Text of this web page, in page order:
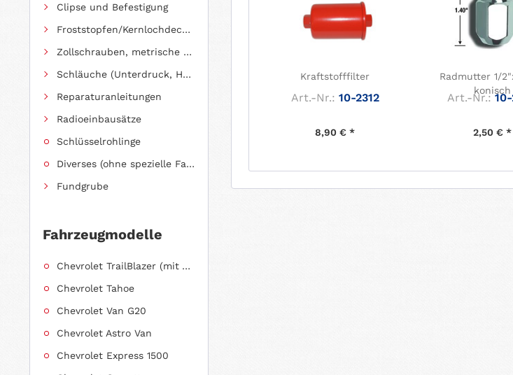
Clipse und Befestigung
Froststopfen/Kernlochdeckel (nach Abmessung sortiert)
Zollschrauben, metrische Schauben, Stehbolzen
Schläuche (Unterdruck, Heizung, Kraftstoff usw.) und Zubehör
Reparaturanleitungen
Radioeinbausätze
Schlüsselrohlinge
Diverses (ohne spezielle Fahrzeugzuordnung)
Fundgrube
Fahrzeugmodelle
Chevrolet TrailBlazer (mit Allradantrieb)
Chevrolet Tahoe
Chevrolet Van G20
Chevrolet Astro Van
Chevrolet Express 1500
Kraftstofffilter
Art.-Nr.: 10-2312
8,90 € *
Radmutter 1/
konisch
Art.-Nr.:
2,50 € *